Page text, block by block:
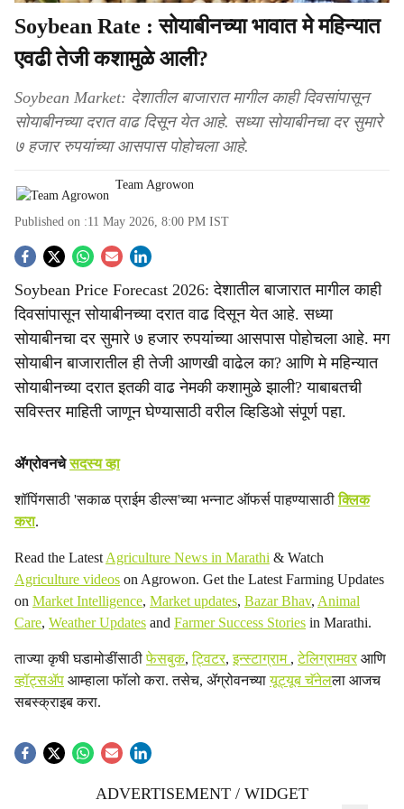
Soybean Rate : सोयाबीनच्या भावात मे महिन्यात
एवढी तेजी कशामुळे आली?
Soybean Market: देशातील बाजारात मागील काही दिवसांपासून
सोयाबीनच्या दरात वाढ दिसून येत आहे. सध्या सोयाबीनचा दर सुमारे
७ हजार रुपयांच्या आसपास पोहोचला आहे.
Team Agrowon
Published on :11 May 2026, 8:00 PM IST
S
o
c
i
a
h
a
r
e
Soybean Price Forecast 2026: देशातील बाजारात मागील काही
दिवसांपासून सोयाबीनच्या दरात वाढ दिसून येत आहे. सध्या
सोयाबीनचा दर सुमारे ७ हजार रुपयांच्या आसपास पोहोचला आहे. मग
सोयाबीन बाजारातील ही तेजी आणखी वाढेल का? आणि मे महिन्यात
सोयाबीनच्या दरात इतकी वाढ नेमकी कशामुळे झाली? याबाबतची
सविस्तर माहिती जाणून घेण्यासाठी वरील व्हिडिओ संपूर्ण पहा.
ॲग्रोवनचेसदस्य व्हा
शॉपिंगसाठी 'सकाळ प्राईम डील्स'च्या भन्नाट ऑफर्स पाहण्यासाठीक्लिक
करा.
Read the Latest Agriculture News in Marathi & Watch
Agriculture videos on Agrowon. Get the Latest Farming Updates
on Market Intelligence, Market updates, Bazar Bhav, Animal
Care, Weather Updates and Farmer Success Stories in Marathi.
ताज्या कृषी घडामोडींसाठीफेसबुक,ट्विटर,इन्स्टाग्राम ,टेलिग्रामवरआणि
व्हॉट्सॲप आम्हाला फॉलो करा. तसेच, ॲग्रोवनच्यायूट्यूब चॅनेलला आजच
सबस्क्राइब करा.
ADVERTISEMENT / WIDGET